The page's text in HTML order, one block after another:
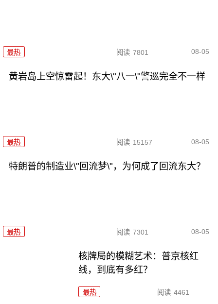
最热 阅读 7801 08-05
黄岩岛上空惊雷起！东大\"八一\"警巡完全不一样
最热 阅读 15157 08-05
特朗普的制造业\"回流梦\"，为何成了回流东大？
最热 阅读 7301 08-05
核牌局的模糊艺术：普京核红
线，到底有多红？
最热 阅读 4461